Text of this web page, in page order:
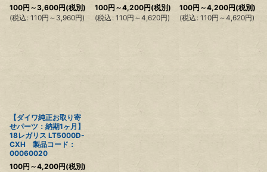
100円 ～3,600円(税別)
(税込 : 110円 ～3,960円)
100円 ～4,200円(税別)
(税込 : 110円 ～4,620円)
100円 ～4,200円(税別)
(税込 : 110円 ～4,620円)
【ダイワ純正お取り寄
せパーツ：納期1ヶ月】
18レガリス LT5000D-
CXH 製品コード：
00060020
100円 ～4,200円(税別)